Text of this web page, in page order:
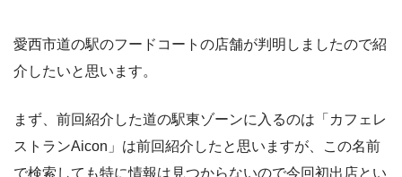
愛西市道の駅のフードコートの店舗が判明しましたので紹
介したいと思います。
まず、前回紹介した道の駅東ゾーンに入るのは「カフェレ
ストランAicon」は前回紹介したと思いますが、この名前
で検索しても特に情報は見つからないので今回初出店とい